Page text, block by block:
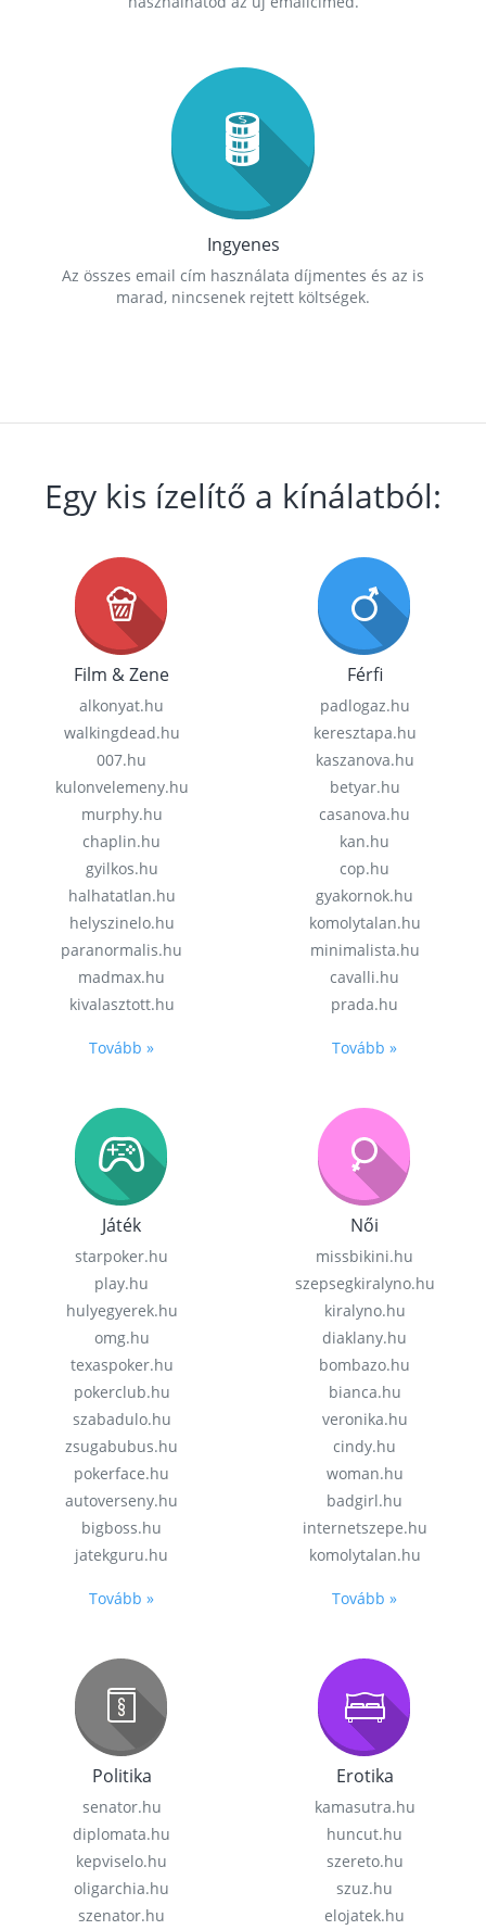
Ingyenes
Az összes email cím használata díjmentes és az is
marad, nincsenek rejtett költségek.
Egy kis ízelítő a kínálatból:
Film & Zene
alkonyat.hu
walkingdead.hu
007.hu
kulonvelemeny.hu
murphy.hu
chaplin.hu
gyilkos.hu
halhatatlan.hu
helyszinelo.hu
paranormalis.hu
madmax.hu
kivalasztott.hu
Tovább »
Férfi
padlogaz.hu
keresztapa.hu
kaszanova.hu
betyar.hu
casanova.hu
kan.hu
cop.hu
gyakornok.hu
komolytalan.hu
minimalista.hu
cavalli.hu
prada.hu
Tovább »
Játék
starpoker.hu
play.hu
hulyegyerek.hu
omg.hu
texaspoker.hu
pokerclub.hu
szabadulo.hu
zsugabubus.hu
pokerface.hu
autoverseny.hu
bigboss.hu
jatekguru.hu
Tovább »
Női
missbikini.hu
szepsegkiralyno.hu
kiralyno.hu
diaklany.hu
bombazo.hu
bianca.hu
veronika.hu
cindy.hu
woman.hu
badgirl.hu
internetszepe.hu
komolytalan.hu
Tovább »
Politika
senator.hu
diplomata.hu
kepviselo.hu
oligarchia.hu
szenator.hu
Erotika
kamasutra.hu
huncut.hu
szereto.hu
szuz.hu
elojatek.hu